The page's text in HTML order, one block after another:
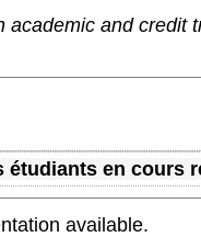
academic and credit
étudiants en
available.